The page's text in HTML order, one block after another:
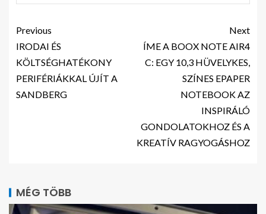
Previous
IRODAI ÉS
KÖLTSÉGHATÉKONY
PERIFÉRIÁKKAL ÚJÍT A
SANDBERG
Next
ÍME A BOOX NOTE AIR4
C: EGY 10,3 HÜVELYKES,
SZÍNES EPAPER
NOTEBOOK AZ
INSPIRÁLÓ
GONDOLATOKHOZ ÉS A
KREATÍV RAGYOGÁSHOZ
MÉG TÖBB